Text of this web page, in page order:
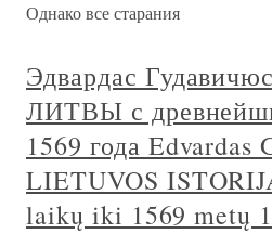
Однако все старания
Эдвардас
ЛИТВЫ с
1569 года Edvardas
LIETUVOS
laikų iki 1569 metų